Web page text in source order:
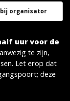
bij organisator
uur voor de
te zijn,
Let erop dat
deze